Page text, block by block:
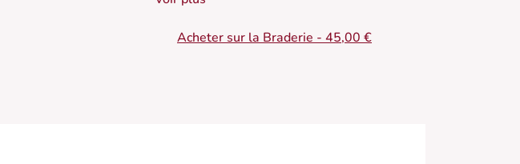
• Veste en jean
Acheter sur la Braderie - 45,00 €